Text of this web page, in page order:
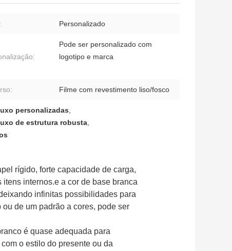
Personalizado
Pode ser personalizado com
logotipo e marca
Filme com revestimento liso/fosco
personalizadas,
de estrutura robusta,
rígido, forte capacidade de carga,
internos.e a cor de base branca
infinitas possibilidades para
de um padrão a cores, pode ser
é quase adequada para
o estilo do presente ou da